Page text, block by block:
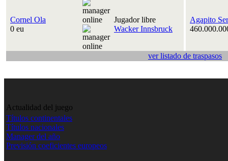
Cornel Ola
0 eu
Jugador libre
Wacker Innsbruck
Agapito
ver listado de traspasos
Actualidad del juego
Títulos continentales
Títulos nacionales
Manager del año
Previsión coeficientes europeos